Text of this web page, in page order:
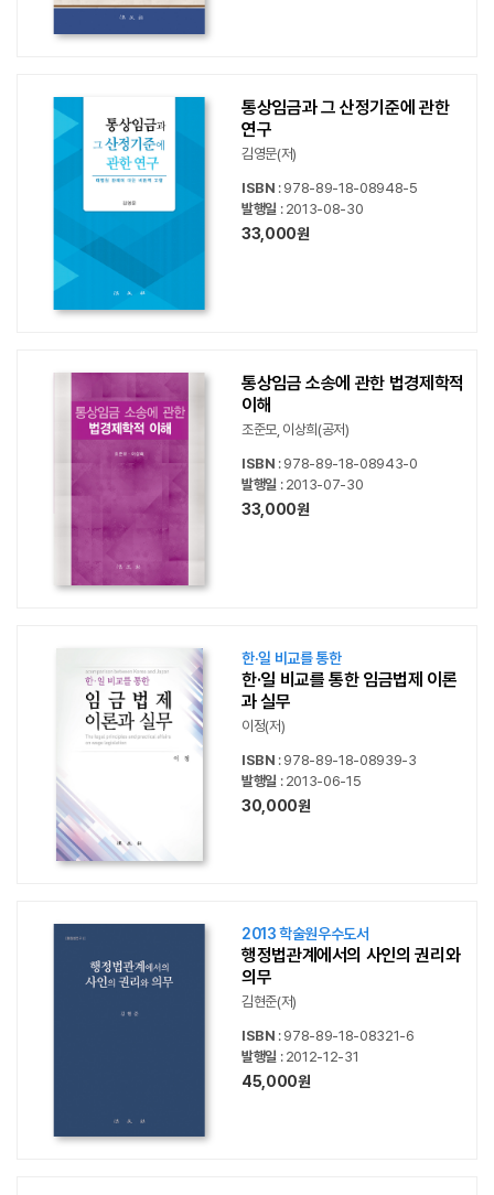
통상임금과 그 산정기준에 관한
연구
김영문(저)
ISBN : 978-89-18-08948-5
발행일 : 2013-08-30
33,000원
통상임금 소송에 관한 법경제학적
이해
조준모, 이상희(공저)
ISBN : 978-89-18-08943-0
발행일 : 2013-07-30
33,000원
한·일 비교를 통한
한·일 비교를 통한 임금법제 이론
과 실무
이정(저)
ISBN : 978-89-18-08939-3
발행일 : 2013-06-15
30,000원
2013 학술원우수도서
행정법관계에서의 사인의 권리와
의무
김현준(저)
ISBN : 978-89-18-08321-6
발행일 : 2012-12-31
45,000원